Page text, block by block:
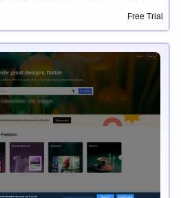
Free Trial